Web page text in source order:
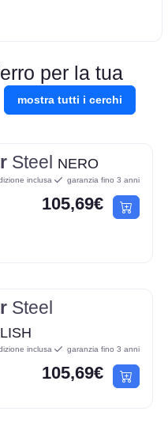
per la tua
mostra tutti i cerchi
Steel NERO
inclusa garanzia fino 3 anni
105,69€
Steel
inclusa garanzia fino 3 anni
105,69€